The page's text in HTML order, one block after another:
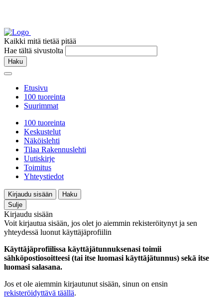
Kaikki mitä tietää pitää
Hae tältä sivustolta
Haku
Etusivu
100 tuoreinta
Suurimmat
100 tuoreinta
Keskustelut
Näköislehti
Tilaa Rakennuslehti
Uutiskirje
Toimitus
Yhteystiedot
Kirjaudu sisään
Haku
Sulje
Kirjaudu sisään
Voit kirjautua sisään, jos olet jo aiemmin rekisteröitynyt ja sen
yhteydessä luonut käyttäjäprofiilin
Käyttäjäprofiilissa käyttäjätunnuksenasi toimii
sähköpostiosoitteesi (tai itse luomasi käyttäjätunnus) sekä itse
luomasi salasana.
Jos et ole aiemmin kirjautunut sisään, sinun on ensin
rekisteröidyttävä täällä.